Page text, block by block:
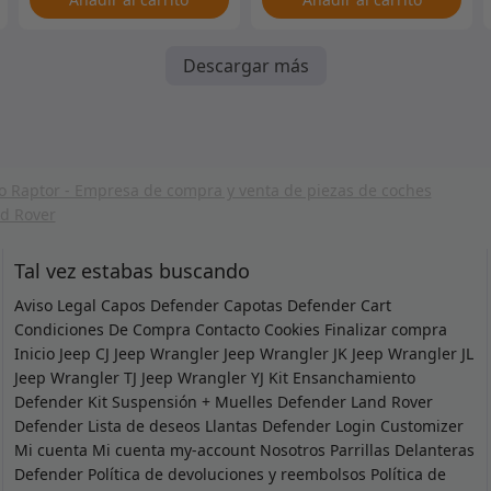
Descargar más
Tal vez estabas buscando
Aviso Legal Capos Defender Capotas Defender Cart
Condiciones De Compra Contacto Cookies Finalizar compra
Inicio Jeep CJ Jeep Wrangler Jeep Wrangler JK Jeep Wrangler JL
Jeep Wrangler TJ Jeep Wrangler YJ Kit Ensanchamiento
Defender Kit Suspensión + Muelles Defender Land Rover
Defender Lista de deseos Llantas Defender Login Customizer
Mi cuenta Mi cuenta my-account Nosotros Parrillas Delanteras
Defender Política de devoluciones y reembolsos Política de